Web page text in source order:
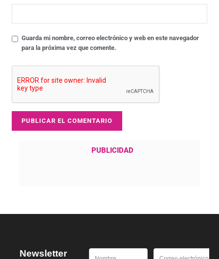
Guarda mi nombre, correo electrónico y web en este navegador
para la próxima vez que comente.
PUBLICIDAD
Newsletter